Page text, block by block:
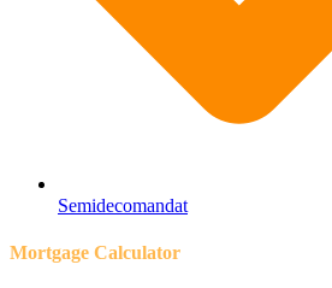
Semidecomandat
Mortgage Calculator